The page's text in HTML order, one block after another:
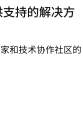
持的解决方
和技术协作社区的